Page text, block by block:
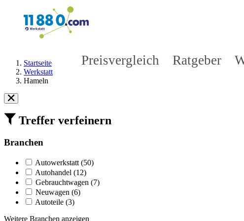
Preisvergleich Ratgeber
Startseite
Werkstatt
Hameln
Treffer verfeinern
Branchen
Autowerkstatt (50)
Autohandel (12)
Gebrauchtwagen (7)
Neuwagen (6)
Autoteile (3)
Weitere Branchen anzeigen